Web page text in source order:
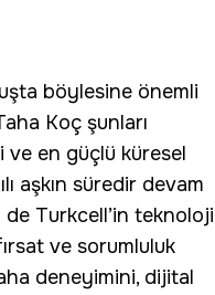
böylesine önemli
Koç şunları
ve en güçlü küresel
aşkın süredir devam
Turkcell’in teknoloji
ve sorumluluk
deneyimini, dijital